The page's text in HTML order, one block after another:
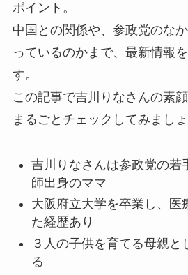
ポイント。
中国との関係や、参政党のな
っているのかまで、最新情報
す。
この記事で吉川りなさんの素
まるごとチェックしてみましょ
吉川りなさんは参政党の若
師出身のママ
大阪府立大学を卒業し、医
た経歴あり
３人の子供を育てる母親と
る